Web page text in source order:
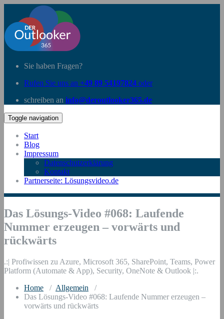
Sie haben Fragen?
Rufen Sie uns an +49 89 54197824 oder
schreiben an info@deroutlooker365.de
Toggle navigation
Start
Blog
Impressum
Datenschutzerklärung
Kontakt
Partnerseite: Lösungsvideo.de
Das Lösungs-Video #068: Laufende
Nummer erzeugen – vorwärts und
rückwärts
.:| Profiwissen zu Azure, Microsoft 365, SharePoint, Teams, Power
Platform (Automate & App), Security, OneNote & Outlook |:.
Home / Allgemein /
Das Lösungs-Video #068: Laufende Nummer erzeugen –
vorwärts und rückwärts